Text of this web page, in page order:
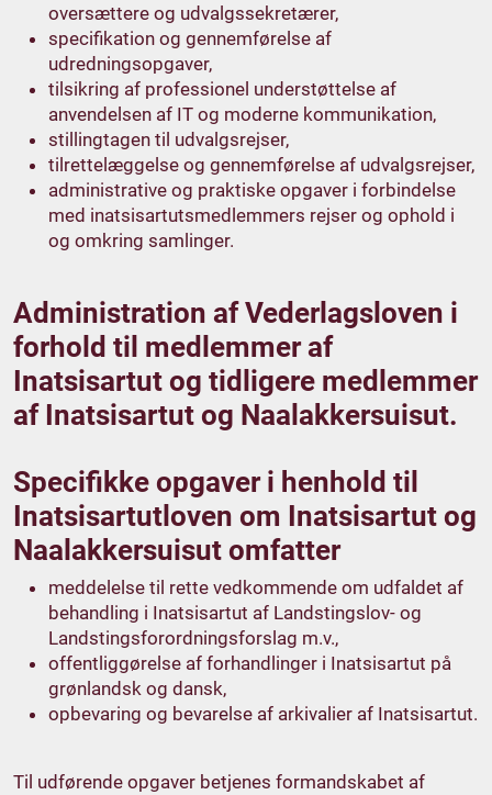
oversættere og udvalgssekretærer,
specifikation og gennemførelse af
udredningsopgaver,
tilsikring af professionel understøttelse af
anvendelsen af IT og moderne kommunikation,
stillingtagen til udvalgsrejser,
tilrettelæggelse og gennemførelse af udvalgsrejser,
administrative og praktiske opgaver i forbindelse
med inatsisartutsmedlemmers rejser og ophold i
og omkring samlinger.
Administration af Vederlagsloven i
forhold til medlemmer af
Inatsisartut og tidligere medlemmer
af Inatsisartut og Naalakkersuisut.
Specifikke opgaver i henhold til
Inatsisartutloven om Inatsisartut og
Naalakkersuisut omfatter
meddelelse til rette vedkommende om udfaldet af
behandling i Inatsisartut af Landstingslov- og
Landstingsforordningsforslag m.v.,
offentliggørelse af forhandlinger i Inatsisartut på
grønlandsk og dansk,
opbevaring og bevarelse af arkivalier af Inatsisartut.
Til udførende opgaver betjenes formandskabet af